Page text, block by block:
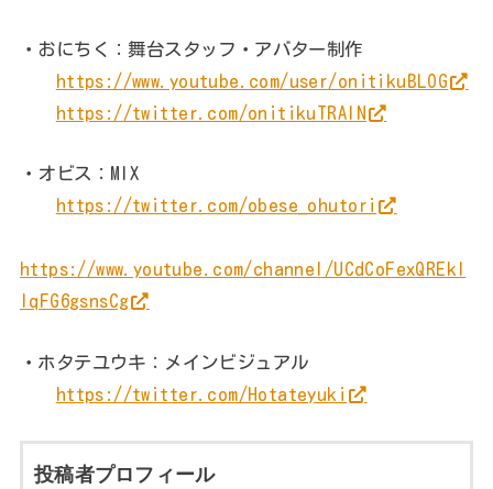
・おにちく：舞台スタッフ・アバター制作
https://www.youtube.com/user/onitikuBLOG
https://twitter.com/onitikuTRAIN
・オビス：MIX
https://twitter.com/obese_ohutori
https://www.youtube.com/channel/UCdCoFexQREkI
IqFG6gsnsCg
・ホタテユウキ：メインビジュアル
https://twitter.com/Hotateyuki
投稿者プロフィール